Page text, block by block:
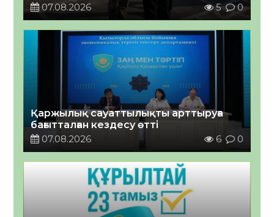
07.08.2026
5 0
Қаржылық сауаттылықты арттыруға
бағытталған кездесу өтті
07.08.2026
6 0